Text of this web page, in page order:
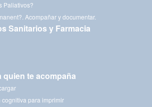
Paliativos?
Acompañar y documentar.
Sanitarios y Farmacia
te acompaña
para imprimir